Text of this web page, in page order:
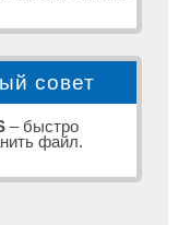
совет
– быстро
файл.